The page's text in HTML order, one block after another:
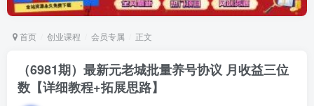
首页 创业课程 会员专属 正文
（6981期）最新元老城批量养号协议 月收益三位
数【详细教程+拓展思路】